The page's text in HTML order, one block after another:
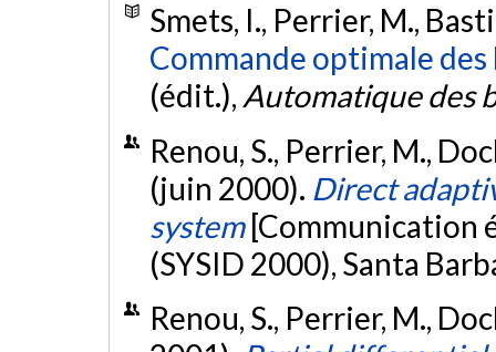
Smets, I., Perrier, M.,
Commande optimale
(édit.), Automatique des
Renou, S., Perrier, M.,
(juin 2000). Direct
system [Communication
(SYSID 2000), Santa
Renou, S., Perrier, M.,